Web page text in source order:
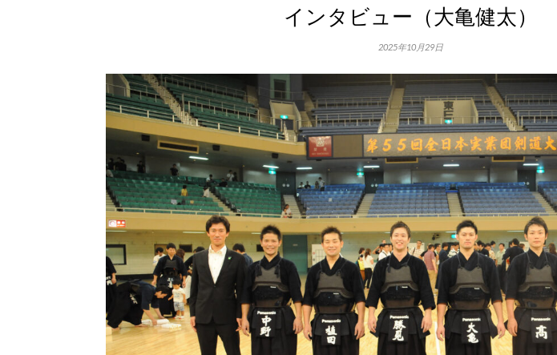
インタビュー（大亀健太）
2025年10月29日